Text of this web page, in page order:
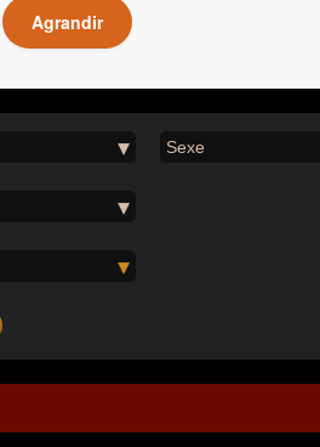
Agrandir
Sexe